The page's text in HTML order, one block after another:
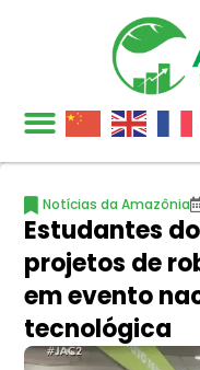
Notícias da Amazônia
Estudantes
projetos de
em evento
tecnológica